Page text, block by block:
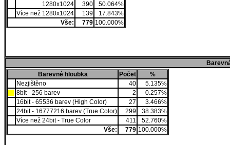
1280x1024
390
50.064%
Více než 1280x1024
139
17.843%
Vše:
779 100.000%
Barevné hloubka
Počet
%
Nezjištěno
40
5.135%
8bit - 256 barev
2
0.257%
16bit - 65536 barev (High Color)
27
3.466%
24bit - 16777216 barev (True Color)
299
38.383%
Více než 24bit - True Color
411
52.760%
Vše:
779 100.000%